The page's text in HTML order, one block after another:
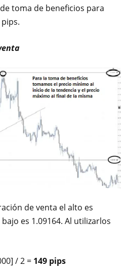
toma de beneficios para
de venta el alto es
es 1.09164. Al utilizarlos
/ 2 = 149 pips